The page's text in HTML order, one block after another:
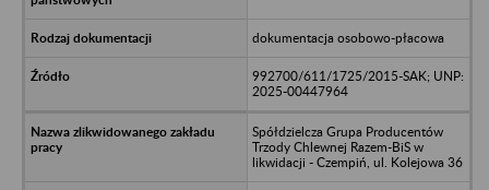
dokumentacja osobowo-płacowa
992700/611/1725/2015-SAK; UNP:
2025-00447964
Spółdzielcza Grupa Producentów
Trzody Chlewnej Razem-BiS w
likwidacji - Czempiń, ul. Kolejowa 36